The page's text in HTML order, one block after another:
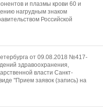
и плазмы крови 60 и
нагрудным знаком
Российской
от 09.08.2018 №417-
здравоохранения,
власти Санкт-
"Прием заявок (запись) на